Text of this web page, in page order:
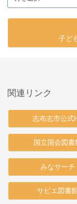
子ど
関連リンク
志布志市公式
国立国会図書
みなサーチ
サピエ図書